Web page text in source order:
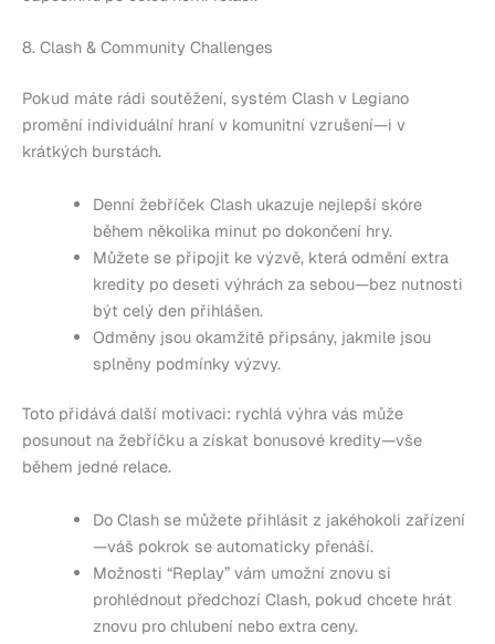
8. Clash & Community Challenges
Pokud máte rádi soutěžení, systém Clash v Legiano
promění individuální hraní v komunitní vzrušení—i v
krátkých burstách.
Denní žebříček Clash ukazuje nejlepší skóre
během několika minut po dokončení hry.
Můžete se připojit ke výzvě, která odmění extra
kredity po deseti výhrách za sebou—bez nutnosti
být celý den přihlášen.
Odměny jsou okamžitě připsány, jakmile jsou
splněny podmínky výzvy.
Toto přidává další motivaci: rychlá výhra vás může
posunout na žebříčku a získat bonusové kredity—vše
během jedné relace.
Do Clash se můžete přihlásit z jakéhokoli zařízení
—váš pokrok se automaticky přenáší.
Možnosti “Replay” vám umožní znovu si
prohlédnout předchozí Clash, pokud chcete hrát
znovu pro chlubení nebo extra ceny.